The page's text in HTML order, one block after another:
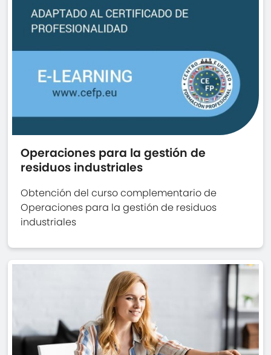
Operaciones para la gestión de
residuos industriales
Obtención del curso complementario de
Operaciones para la gestión de residuos
industriales